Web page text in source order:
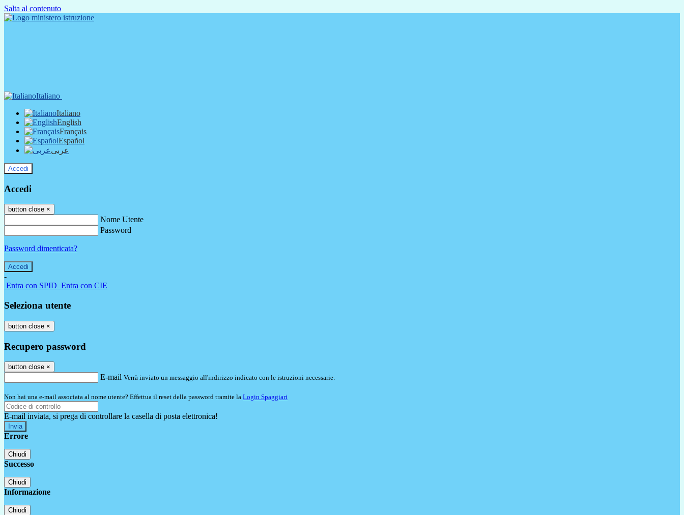
Salta al contenuto
Italiano
Italiano
English
Français
Español
عربى
Accedi
Accedi
button close ×
Nome Utente
Password
Password dimenticata?
-
Entra con SPID Entra con CIE
Seleziona utente
button close ×
Recupero password
button close ×
E-mail Verrà inviato un messaggio all'indirizzo indicato con le istruzioni necessarie.
Non hai una e-mail associata al nome utente? Effettua il reset della password tramite la Login Spaggiari
E-mail inviata, si prega di controllare la casella di posta elettronica!
Errore
Chiudi
Successo
Chiudi
Informazione
Chiudi